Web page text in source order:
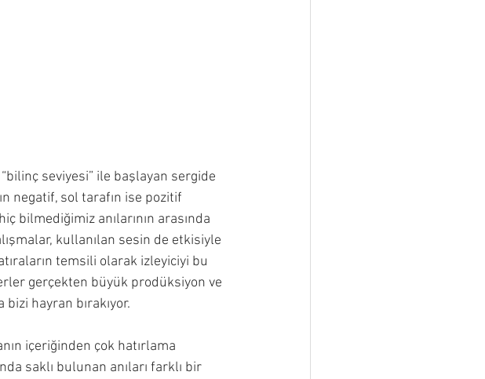
seviyesi” ile başlayan sergide
negatif, sol tarafın ise pozitif
bilmediğimiz anılarının arasında
kullanılan sesin de etkisiyle
temsili olarak izleyiciyi bu
gerçekten büyük prodüksiyon ve
hayran bırakıyor.
içeriğinden çok hatırlama
saklı bulunan anıları farklı bir